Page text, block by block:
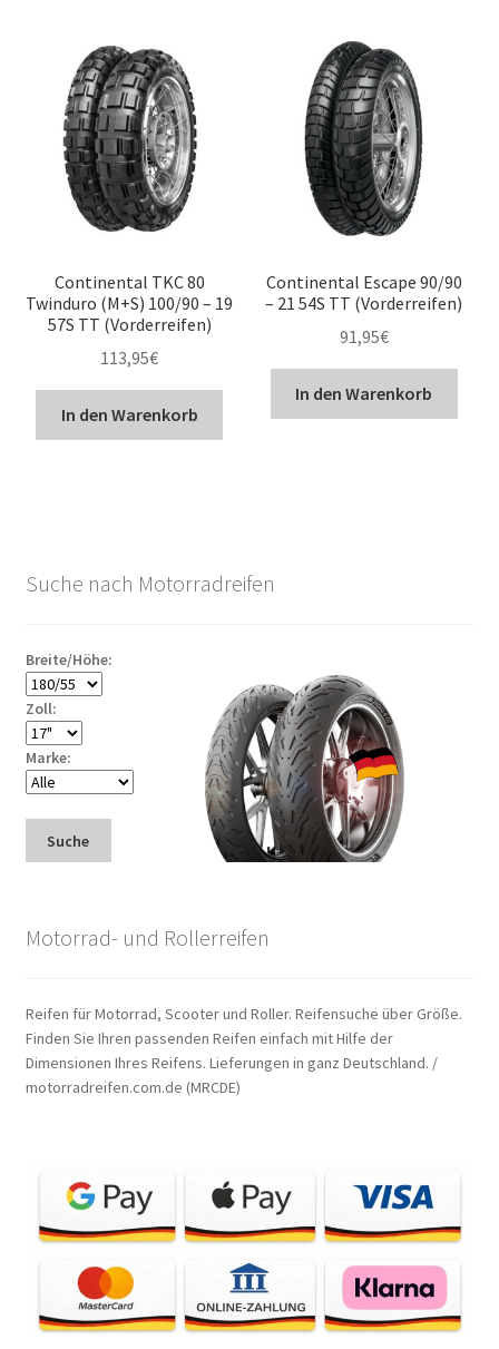
Continental TKC 80
Twinduro (M+S) 100/90 – 19
57S TT (Vorderreifen)
113,95€
In den Warenkorb
Continental Escape 90/90
– 21 54S TT (Vorderreifen)
91,95€
In den Warenkorb
Suche nach Motorradreifen
Breite/Höhe:
Zoll:
Marke:
Suche
Motorrad- und Rollerreifen
Reifen für Motorrad, Scooter und Roller. Reifensuche über Größe.
Finden Sie Ihren passenden Reifen einfach mit Hilfe der
Dimensionen Ihres Reifens. Lieferungen in ganz Deutschland. /
motorradreifen.com.de (MRCDE)